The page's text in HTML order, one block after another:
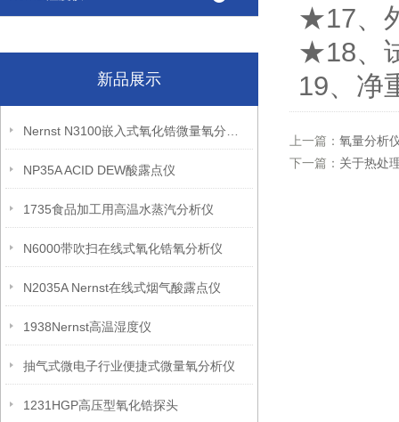
新品展示
NP35A ACID DEW酸露点仪
1735食品加工用高温水蒸汽分析仪
N6000带吹扫在线式氧化锆氧分析仪
N2035A Nernst在线式烟气酸露点仪
1938Nernst高温湿度仪
抽气式微电子行业便捷式微量氧分析仪
1231HGP高压型氧化锆探头
★17、
★18、
19、净
上一篇： 氧量分析
下一篇： 关于热处